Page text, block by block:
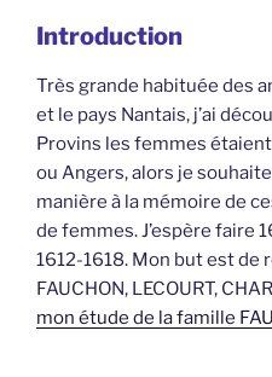
Introduction
Très grande habituée des
et le pays Nantais, j’ai
Provins les femmes
ou Angers, alors je
manière à la mémoire de
de femmes. J’espère faire
1612-1618. Mon but est
FAUCHON, LECOURT,
mon étude de la famille